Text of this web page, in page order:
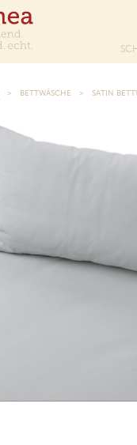
BETTWÄSCHE SATIN